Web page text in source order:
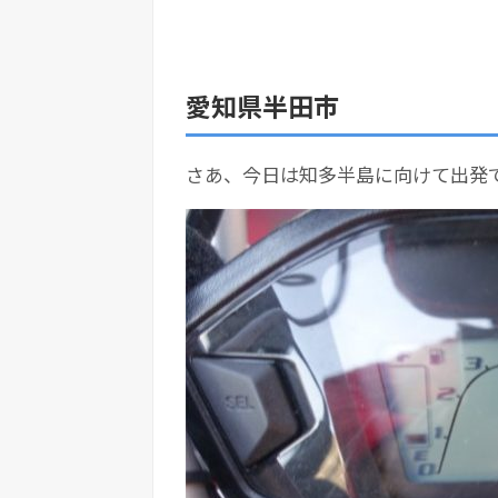
愛知県半田市
さあ、今日は知多半島に向けて出発